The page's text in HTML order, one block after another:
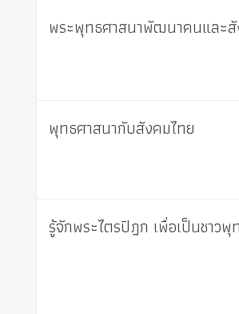
พระพุทธศาสนาพัฒนาคนและ
พุทธศาสนากับสังคมไทย
รู้จักพระไตรปิฎก เพื่อเป็นชาว